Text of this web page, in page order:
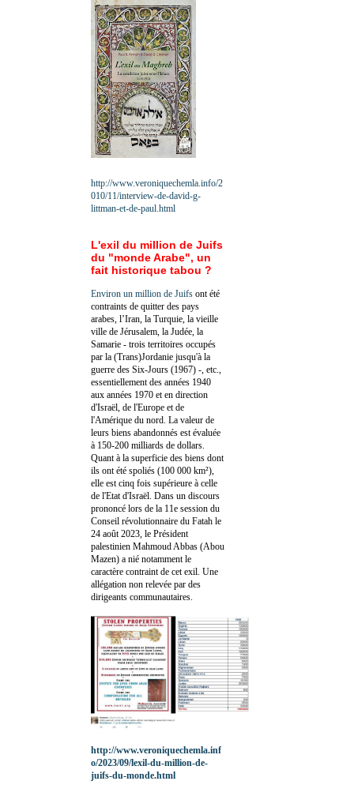
http://www.veroniquechemla.info/2
010/11/interview-de-david-g-
littman-et-de-paul.html
L'exil du million de Juifs
du "monde Arabe", un
fait historique tabou ?
Environ un million de Juifs ont été
contraints de quitter des pays
arabes, l’Iran, la Turquie, la vieille
ville de Jérusalem, la Judée, la
Samarie - trois territoires occupés
par la (Trans)Jordanie jusqu'à la
guerre des Six-Jours (1967) -, etc.,
essentiellement des années 1940
aux années 1970 et en direction
d'Israël, de l'Europe et de
l'Amérique du nord. La valeur de
leurs biens abandonnés est évaluée
à 150-200 milliards de dollars.
Quant à la superficie des biens dont
ils ont été spoliés (100 000 km²),
elle est cinq fois supérieure à celle
de l'Etat d'Israël. Dans un discours
prononcé lors de la 11e session du
Conseil révolutionnaire du Fatah le
24 août 2023, le Président
palestinien Mahmoud Abbas (Abou
Mazen) a nié notamment le
caractère contraint de cet exil. Une
allégation non relevée par des
dirigeants communautaires.
http://www.veroniquechemla.inf
o/2023/09/lexil-du-million-de-
juifs-du-monde.html